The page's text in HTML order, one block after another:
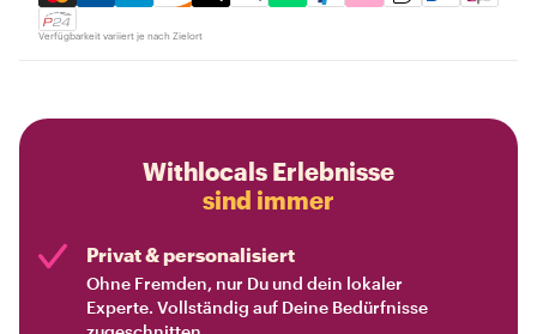
Verfügbarkeit variiert je nach Zielort
Withlocals Erlebnisse
sind immer
Privat & personalisiert
Ohne Fremden, nur Du und dein lokaler
Experte. Vollständig auf Deine Bedürfnisse